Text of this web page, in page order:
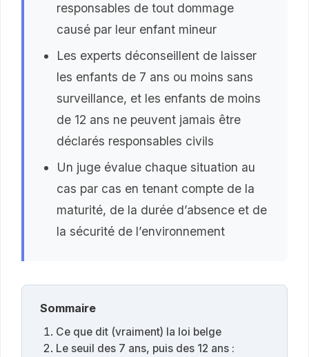
responsables de tout dommage
causé par leur enfant mineur
Les experts déconseillent de laisser
les enfants de 7 ans ou moins sans
surveillance, et les enfants de moins
de 12 ans ne peuvent jamais être
déclarés responsables civils
Un juge évalue chaque situation au
cas par cas en tenant compte de la
maturité, de la durée d’absence et de
la sécurité de l’environnement
Sommaire
Ce que dit (vraiment) la loi belge
Le seuil des 7 ans, puis des 12 ans :